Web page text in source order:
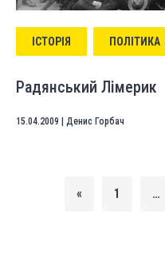
ІСТОРІЯ ПОЛІТИКА
Радянський Лімерик
15.04.2009 Денис Горбач
« 1 …